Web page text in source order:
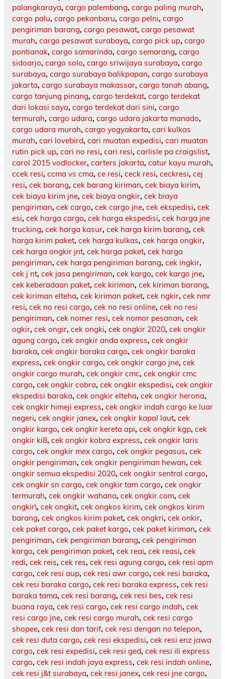
palangkaraya, cargo palembang, cargo paling murah,
cargo palu, cargo pekanbaru, cargo pelni, cargo
pengiriman barang, cargo pesawat, cargo pesawat
murah, cargo pesawat surabaya, cargo pick up, cargo
pontianak, cargo samarinda, cargo semarang, cargo
sidoarjo, cargo solo, cargo sriwijaya surabaya, cargo
surabaya, cargo surabaya balikpapan, cargo surabaya
jakarta, cargo surabaya makassar, cargo tanah abang,
cargo tanjung pinang, cargo terdekat, cargo terdekat
dari lokasi saya, cargo terdekat dari sini, cargo
termurah, cargo udara, cargo udara jakarta manado,
cargo udara murah, cargo yogyakarta, cari kulkas
murah, cari lovebird, cari muatan expedisi, cari muatan
rutin pick up, cari no resi, cari resi, carlisle pa craigslist,
carol 2015 vodlocker, carters jakarta, catur kayu murah,
ccek resi, ccma vs cma, ce resi, ceck resi, ceckresi, cej
resi, cek barang, cek barang kiriman, cek biaya kirim,
cek biaya kirim jne, cek biaya ongkir, cek biaya
pengiriman, cek cargo, cek cargo jne, cek ekspedisi, cek
esi, cek harga cargo, cek harga ekspedisi, cek harga jne
trucking, cek harga kasur, cek harga kirim barang, cek
harga kirim paket, cek harga kulkas, cek harga ongkir,
cek harga ongkir jnt, cek harga paket, cek harga
pengiriman, cek harga pengiriman barang, cek ingkir,
cek j nt, cek jasa pengiriman, cek kargo, cek kargo jne,
cek keberadaan paket, cek kiriman, cek kiriman barang,
cek kiriman elteha, cek kiriman paket, cek ngkir, cek nmr
resi, cek no resi cargo, cek no resi online, cek no resi
pengiriman, cek nomer resi, cek nomor pesanan, cek
ogkir, cek ongir, cek ongki, cek ongkir 2020, cek ongkir
agung cargo, cek ongkir anda express, cek ongkir
baraka, cek ongkir baraka cargo, cek ongkir baraka
express, cek ongkir cargo, cek ongkir cargo jne, cek
ongkir cargo murah, cek ongkir cmc, cek ongkir cmc
cargo, cek ongkir cobra, cek ongkir ekspedisi, cek ongkir
ekspedisi baraka, cek ongkir elteha, cek ongkir herona,
cek ongkir himeji express, cek ongkir indah cargo ke luar
negeri, cek ongkir janex, cek ongkir kapal laut, cek
ongkir kargo, cek ongkir kereta api, cek ongkir kgp, cek
ongkir ki8, cek ongkir kobra express, cek ongkir laris
cargo, cek ongkir mex cargo, cek ongkir pegasus, cek
ongkir pengiriman, cek ongkir pengiriman hewan, cek
ongkir semua ekspedisi 2020, cek ongkir sentral cargo,
cek ongkir sn cargo, cek ongkir tam cargo, cek ongkir
termurah, cek ongkir wahana, cek ongkir.com, cek
ongkir\, cek ongkit, cek ongkos kirim, cek ongkos kirim
barang, cek ongkos kirim paket, cek ongkri, cek onkir,
cek paket cargo, cek paket kargo, cek paket kiriman, cek
pengiriman, cek pengiriman barang, cek pengiriman
kargo, cek pengiriman paket, cek reai, cek reasi, cek
redi, cek reis, cek res, cek resi agung cargo, cek resi apm
cargo, cek resi aup, cek resi awr cargo, cek resi baraka,
cek resi baraka cargo, cek resi baraka express, cek resi
baraka tama, cek resi barang, cek resi bes, cek resi
buana raya, cek resi cargo, cek resi cargo indah, cek
resi cargo jne, cek resi cargo murah, cek resi cargo
shopee, cek resi dan tarif, cek resi dengan no telepon,
cek resi duta cargo, cek resi ekspedisi, cek resi enz jawa
cargo, cek resi expedisi, cek resi ged, cek resi ili express
cargo, cek resi indah jaya express, cek resi indah online,
cek resi j&t surabaya, cek resi janex, cek resi jne cargo,